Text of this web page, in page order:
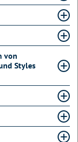
von
Styles